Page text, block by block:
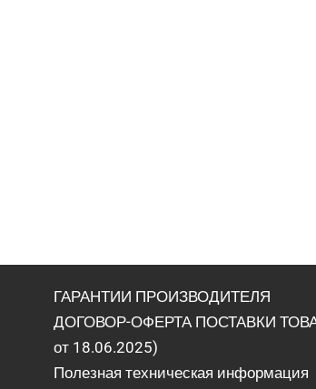
ГАРАНТИИ ПРОИЗВОДИТЕЛЯ
ДОГОВОР-ОФЕРТА ПОСТАВКИ
от 18.06.2025)
Полезная техническая информация